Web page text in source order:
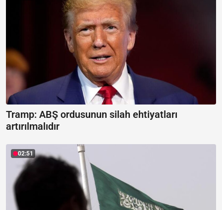
Tramp: ABŞ ordusunun silah ehtiyatları
artırılmalıdır
02:51